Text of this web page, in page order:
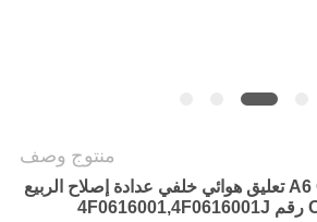
منتوج وصف
أودي تعليق هوائي A6 C6 تعليق هوائي خلفي عدادة إصلاح الربيع